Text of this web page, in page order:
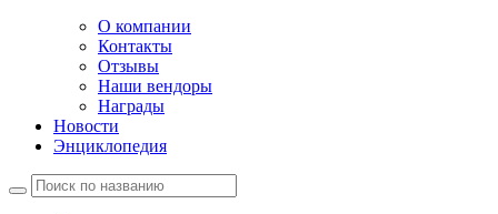
О компании
Контакты
Отзывы
Наши вендоры
Награды
Новости
Энциклопедия